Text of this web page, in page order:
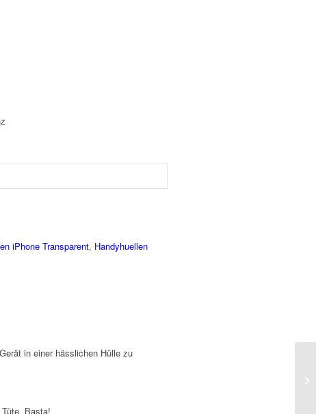
iPhone Transparent, Handyhuellen
in einer hässlichen Hülle zu
Basta!